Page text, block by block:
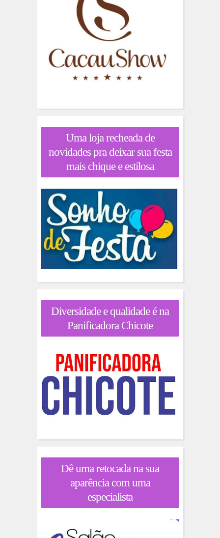
Uma loja recheada de
novidades pra deixar sua festa
mais chique e estilosa
Diversidade e qualidade é na
Panificadora Chicote
Dê uma retocada na sua
aparência com uma
especialista